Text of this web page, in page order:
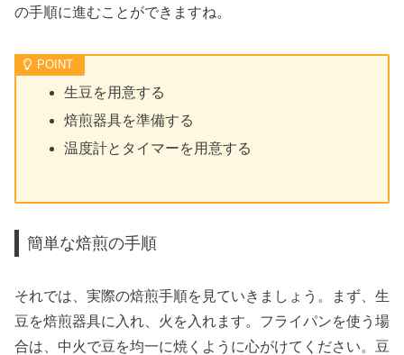
の手順に進むことができますね。
生豆を用意する
焙煎器具を準備する
温度計とタイマーを用意する
簡単な焙煎の手順
それでは、実際の焙煎手順を見ていきましょう。まず、生
豆を焙煎器具に入れ、火を入れます。フライパンを使う場
合は、中火で豆を均一に焼くように心がけてください。豆